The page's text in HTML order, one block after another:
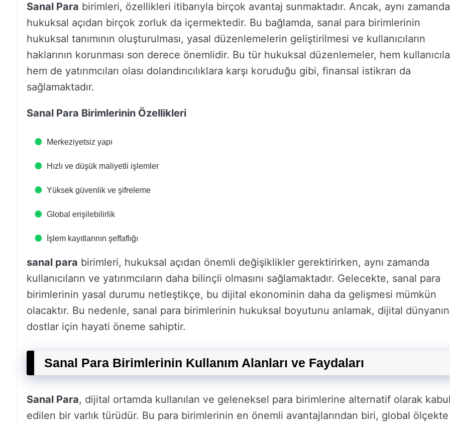
Sanal Para birimleri, özellikleri itibarıyla birçok avantaj sunmaktadır. Ancak, aynı zamanda
hukuksal açıdan birçok zorluk da içermektedir. Bu bağlamda, sanal para birimlerinin
hukuksal tanımının oluşturulması, yasal düzenlemelerin geliştirilmesi ve kullanıcıların
haklarının korunması son derece önemlidir. Bu tür hukuksal düzenlemeler, hem
hem de yatırımcıları olası dolandırıcılıklara karşı koruduğu gibi, finansal istikrarı da
sağlamaktadır.
Sanal Para Birimlerinin Özellikleri
Merkeziyetsiz yapı
Hızlı ve düşük maliyetli işlemler
Yüksek güvenlik ve şifreleme
Global erişilebilirlik
İşlem kayıtlarının şeffaflığı
sanal para birimleri, hukuksal açıdan önemli değişiklikler gerektirirken, aynı zamanda
kullanıcıların ve yatırımcıların daha bilinçli olmasını sağlamaktadır. Gelecekte, sanal para
birimlerinin yasal durumu netleştikçe, bu dijital ekonominin daha da gelişmesi mümkün
olacaktır. Bu nedenle, sanal para birimlerinin hukuksal boyutunu anlamak, dijital dünyanın
dostlar için hayati öneme sahiptir.
Sanal Para Birimlerinin Kullanım Alanları ve Faydaları
Sanal Para, dijital ortamda kullanılan ve geleneksel para birimlerine alternatif olarak
edilen bir varlık türüdür. Bu para birimlerinin en önemli avantajlarından biri, global ölçekte